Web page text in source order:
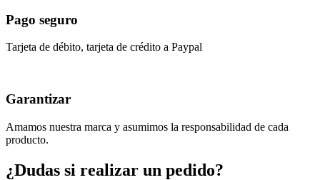
Pago seguro
Tarjeta de débito, tarjeta de crédito a Paypal
Garantizar
Amamos nuestra marca y asumimos la responsabilidad de cada
producto.
¿Dudas si realizar un pedido?